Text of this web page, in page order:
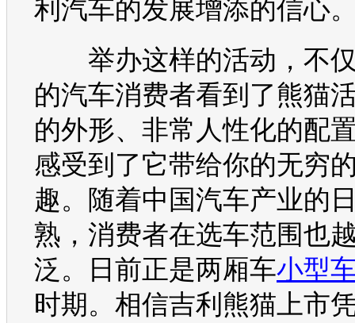
利汽车的发展增添的信心
举办这样的活动，不
的汽车消费者看到了熊猫
的外形、非常人性化的配
感受到了它带给你的无穷
趣。随着中国汽车产业的
熟，消费者在选车范围也
泛。日前正是两厢车小型
时期。相信吉利 熊猫 上市